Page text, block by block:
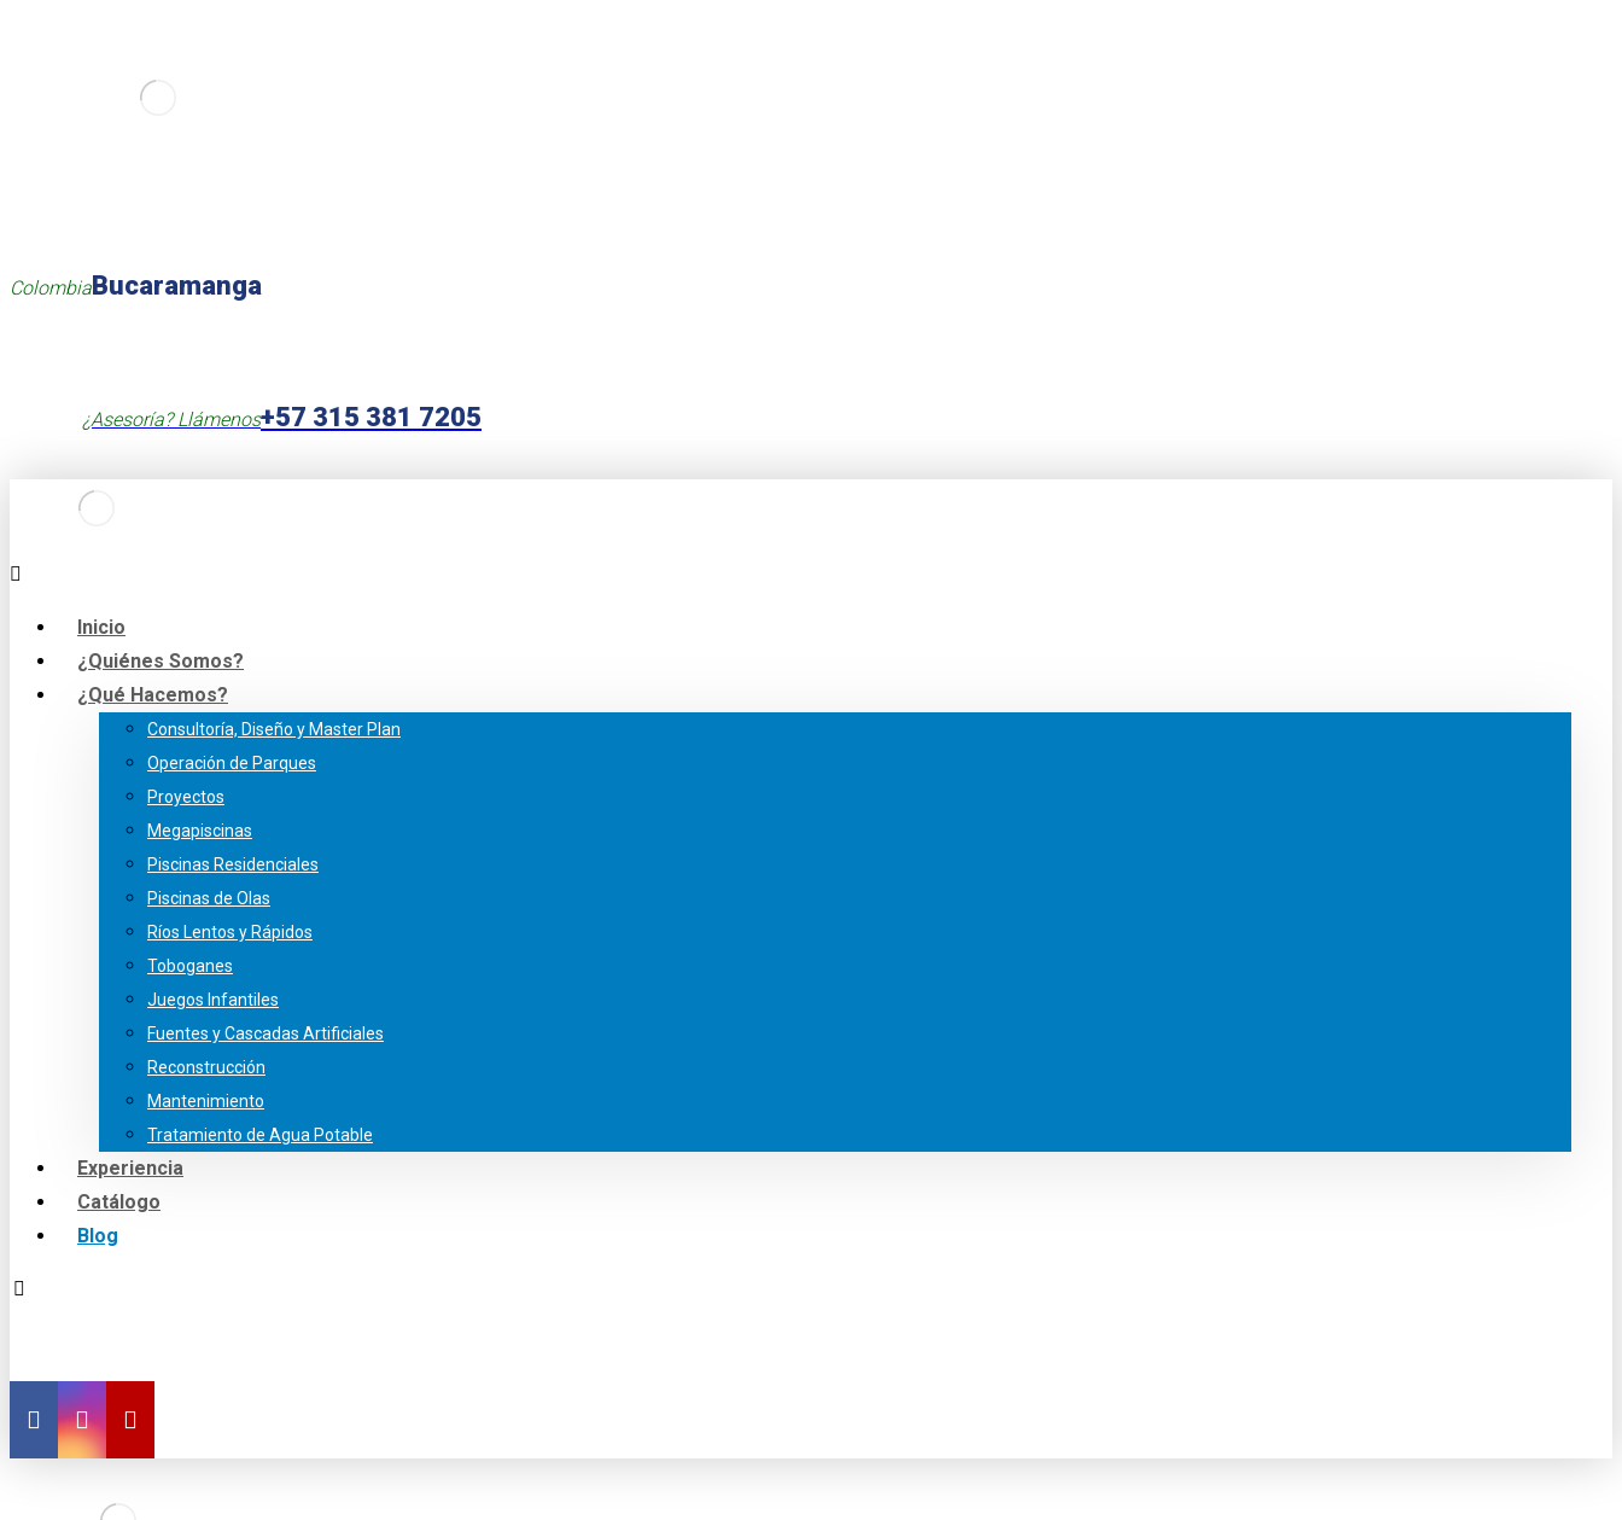
ColombiaBucaramanga
¿Asesoría? Llámenos+57 315 381 7205
Inicio
¿Quiénes Somos?
¿Qué Hacemos?
Consultoría, Diseño y Master Plan
Operación de Parques
Proyectos
Megapiscinas
Piscinas Residenciales
Piscinas de Olas
Ríos Lentos y Rápidos
Toboganes
Juegos Infantiles
Fuentes y Cascadas Artificiales
Reconstrucción
Mantenimiento
Tratamiento de Agua Potable
Experiencia
Catálogo
Blog